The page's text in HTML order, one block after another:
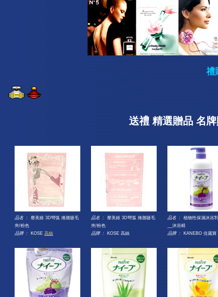
禮
送禮 精選贈品 名
品名 : 靡美姬 3D彎弧 捲翹睫毛
夾/粉色
品牌 : KOSE 高絲
品名 : 靡美姬 3D彎弧 捲翹睫毛
夾/粉色
品牌 : KOSE 高絲
品名 : 植物性保濕沐浴
__沐浴精
品牌 : KANEBO 佳麗寶